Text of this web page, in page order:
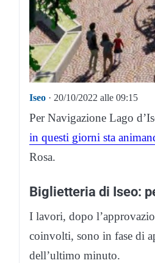
Iseo · 20/10/2022 alle 09:15
Per Navigazione Lago
in questi giorni sta
Rosa.
Biglietteria di Iseo:
I lavori, dopo
coinvolti, sono in fase di
dell’ultimo minuto.